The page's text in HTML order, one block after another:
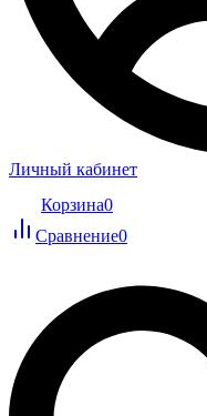
Личный кабинет
Корзина0
Сравнение0